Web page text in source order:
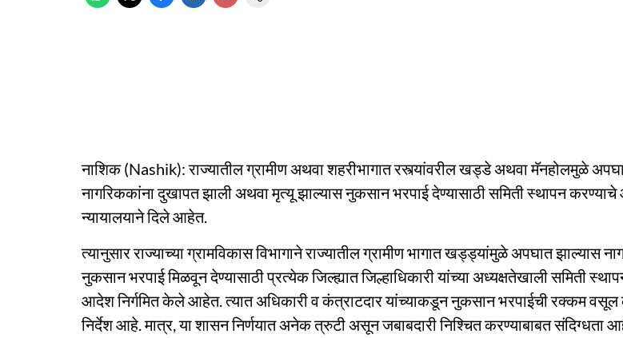
नाशिक (Nashik): राज्यातील ग्रामीण अथवा शहरीभागात रस्त्यांवरील खड्डे अथवा मॅनहोलमुळे
नागरिककांना दुखापत झाली अथवा मृत्यू झाल्यास नुकसान भरपाई देण्यासाठी समिती स्थापन
न्यायालयाने दिले आहेत.
त्यानुसार राज्याच्या ग्रामविकास विभागाने राज्यातील ग्रामीण भागात खड्ड्यांमुळे अपघात झाल्यास
नुकसान भरपाई मिळवून देण्यासाठी प्रत्येक जिल्ह्यात जिल्हाधिकारी यांच्या अध्यक्षतेखाली समिती
आदेश निर्गमित केले आहेत. त्यात अधिकारी व कंत्राटदार यांच्याकडून नुकसान भरपाईची रक्कम वसूल
निर्देश आहे. मात्र, या शासन निर्णयात अनेक त्रुटी असून जबाबदारी निश्चित करण्याबाबत संदिग्धता